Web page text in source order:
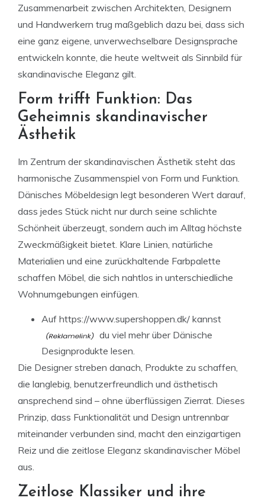
Zusammenarbeit zwischen Architekten, Designern
und Handwerkern trug maßgeblich dazu bei, dass sich
eine ganz eigene, unverwechselbare Designsprache
entwickeln konnte, die heute weltweit als Sinnbild für
skandinavische Eleganz gilt.
Form trifft Funktion: Das
Geheimnis skandinavischer
Ästhetik
Im Zentrum der skandinavischen Ästhetik steht das
harmonische Zusammenspiel von Form und Funktion.
Dänisches Möbeldesign legt besonderen Wert darauf,
dass jedes Stück nicht nur durch seine schlichte
Schönheit überzeugt, sondern auch im Alltag höchste
Zweckmäßigkeit bietet. Klare Linien, natürliche
Materialien und eine zurückhaltende Farbpalette
schaffen Möbel, die sich nahtlos in unterschiedliche
Wohnumgebungen einfügen.
Auf https://www.supershoppen.dk/ kannst
du viel mehr über Dänische
Designprodukte lesen.
Die Designer streben danach, Produkte zu schaffen,
die langlebig, benutzerfreundlich und ästhetisch
ansprechend sind – ohne überflüssigen Zierrat. Dieses
Prinzip, dass Funktionalität und Design untrennbar
miteinander verbunden sind, macht den einzigartigen
Reiz und die zeitlose Eleganz skandinavischer Möbel
aus.
Zeitlose Klassiker und ihre